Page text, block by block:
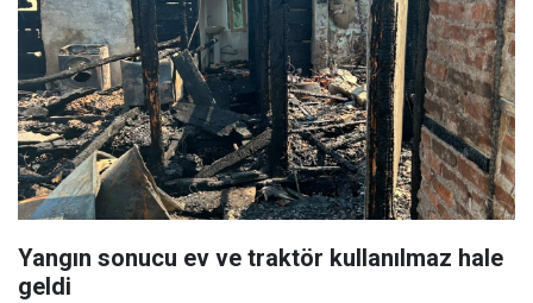
Yangın sonucu ev ve traktör kullanılmaz hale
geldi